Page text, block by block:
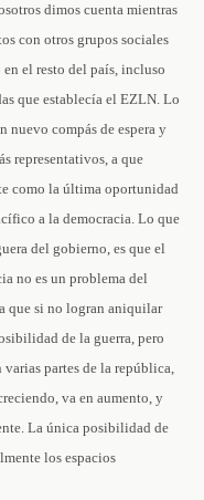
dimos cuenta mientras
con otros grupos sociales
el resto del país, incluso
que establecía el EZLN. Lo
nuevo compás de espera y
representativos, a que
como la última oportunidad
a la democracia. Lo que
del gobierno, es que el
no es un problema del
que si no logran aniquilar
de la guerra, pero
varias partes de la república,
va en aumento, y
La única posibilidad de
los espacios